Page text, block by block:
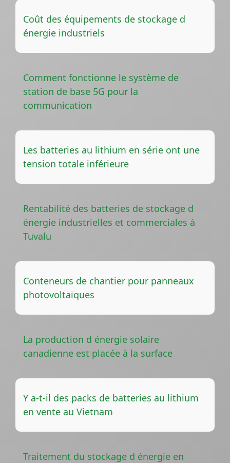
Coût des équipements de stockage d
énergie industriels
Comment fonctionne le système de
station de base 5G pour la
communication
Les batteries au lithium en série ont une
tension totale inférieure
Rentabilité des batteries de stockage d
énergie industrielles et commerciales à
Tuvalu
Conteneurs de chantier pour panneaux
photovoltaïques
La production d énergie solaire
canadienne est placée à la surface
Y a-t-il des packs de batteries au lithium
en vente au Vietnam
Traitement du stockage d énergie en